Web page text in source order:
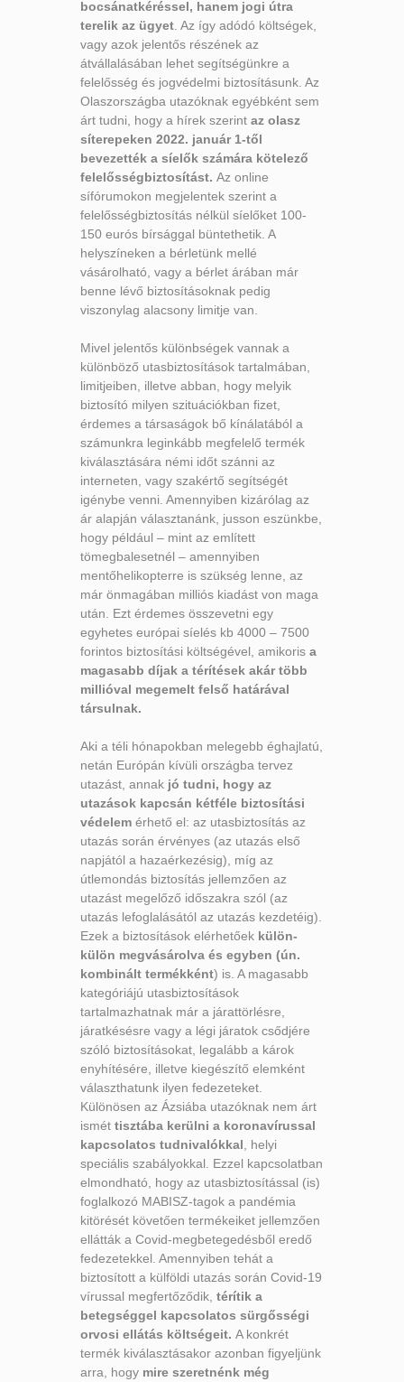
bocsánatkéréssel, hanem jogi útra
terelik az ügyet . Az így adódó költségek,
vagy azok jelentős részének az
átvállalásában lehet segítségünkre a
felelősség és jogvédelmi biztosításunk. Az
Olaszországba utazóknak egyébként sem
árt tudni, hogy a hírek szerint az olasz
síterepeken 2022. január 1-től
bevezették a síelők számára kötelező
felelősségbiztosítást. Az online
sífórumokon megjelentek szerint a
felelősségbiztosítás nélkül síelőket 100-
150 eurós bírsággal büntethetik. A
helyszíneken a bérletünk mellé
vásárolható, vagy a bérlet árában már
benne lévő biztosításoknak pedig
viszonylag alacsony limitje van.
Mivel jelentős különbségek vannak a
különböző utasbiztosítások tartalmában,
limitjeiben, illetve abban, hogy melyik
biztosító milyen szituációkban fizet,
érdemes a társaságok bő kínálatából a
számunkra leginkább megfelelő termék
kiválasztására némi időt szánni az
interneten, vagy szakértő segítségét
igénybe venni. Amennyiben kizárólag az
ár alapján választanánk, jusson eszünkbe,
hogy például – mint az említett
tömegbalesetnél – amennyiben
mentőhelikopterre is szükség lenne, az
már önmagában milliós kiadást von maga
után. Ezt érdemes összevetni egy
egyhetes európai síelés kb 4000 – 7500
forintos biztosítási költségével, amikoris a
magasabb díjak a térítések akár több
millióval megemelt felső határával
társulnak.
Aki a téli hónapokban melegebb éghajlatú,
netán Európán kívüli országba tervez
utazást, annak jó tudni, hogy az
utazások kapcsán kétféle biztosítási
védelem érhető el: az utasbiztosítás az
utazás során érvényes (az utazás első
napjától a hazaérkezésig), míg az
útlemondás biztosítás jellemzően az
utazást megelőző időszakra szól (az
utazás lefoglalásától az utazás kezdetéig).
Ezek a biztosítások elérhetőek külön-
külön megvásárolva és egyben (ún.
kombinált termékként) is. A magasabb
kategóriájú utasbiztosítások
tartalmazhatnak már a járattörlésre,
járatkésésre vagy a légi járatok csődjére
szóló biztosításokat, legalább a károk
enyhítésére, illetve kiegészítő elemként
választhatunk ilyen fedezeteket.
Különösen az Ázsiába utazóknak nem árt
ismét tisztába kerülni a koronavírussal
kapcsolatos tudnivalókkal , helyi
speciális szabályokkal. Ezzel kapcsolatban
elmondható, hogy az utasbiztosítással (is)
foglalkozó MABISZ-tagok a pandémia
kitörését követően termékeiket jellemzően
ellátták a Covid-megbetegedésből eredő
fedezetekkel. Amennyiben tehát a
biztosított a külföldi utazás során Covid-19
vírussal megfertőződik, térítik a
betegséggel kapcsolatos sürgősségi
orvosi ellátás költségeit. A konkrét
termék kiválasztásakor azonban figyeljünk
arra, hogy mire szeretnénk még